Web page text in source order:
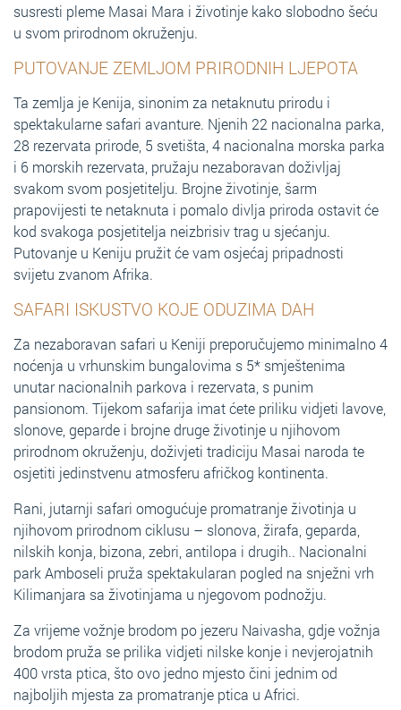
susresti pleme Masai Mara i životinje kako slobodno šeću
u svom prirodnom okruženju.
PUTOVANJE ZEMLJOM PRIRODNIH LJEPOTA
Ta zemlja je Kenija, sinonim za netaknutu prirodu i
spektakularne safari avanture. Njenih 22 nacionalna parka,
28 rezervata prirode, 5 svetišta, 4 nacionalna morska parka
i 6 morskih rezervata, pružaju nezaboravan doživljaj
svakom svom posjetitelju. Brojne životinje, šarm
prapovijesti te netaknuta i pomalo divlja priroda ostavit će
kod svakoga posjetitelja neizbrisiv trag u sjećanju.
Putovanje u Keniju pružit će vam osjećaj pripadnosti
svijetu zvanom Afrika.
SAFARI ISKUSTVO KOJE ODUZIMA DAH
Za nezaboravan safari u Keniji preporučujemo minimalno 4
noćenja u vrhunskim bungalovima s 5* smještenima
unutar nacionalnih parkova i rezervata, s punim
pansionom. Tijekom safarija imat ćete priliku vidjeti lavove,
slonove, geparde i brojne druge životinje u njihovom
prirodnom okruženju, doživjeti tradiciju Masai naroda te
osjetiti jedinstvenu atmosferu afričkog kontinenta.
Rani, jutarnji safari omogućuje promatranje životinja u
njihovom prirodnom ciklusu – slonova, žirafa, geparda,
nilskih konja, bizona, zebri, antilopa i drugih.. Nacionalni
park Amboseli pruža spektakularan pogled na snježni vrh
Kilimanjara sa životinjama u njegovom podnožju.
Za vrijeme vožnje brodom po jezeru Naivasha, gdje vožnja
brodom pruža se prilika vidjeti nilske konje i nevjerojatnih
400 vrsta ptica, što ovo jedno mjesto čini jednim od
najboljih mjesta za promatranje ptica u Africi.